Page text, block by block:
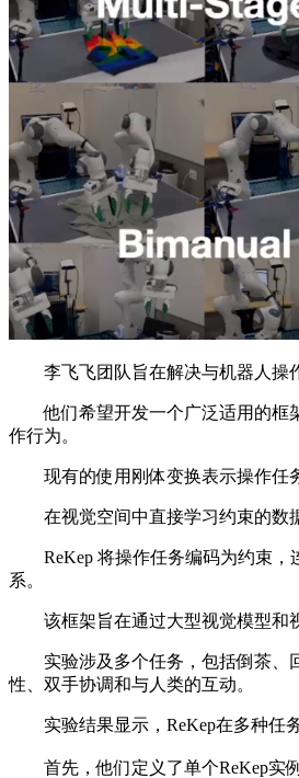
李飞飞团队旨在解决与机器人操作
他们希望开发一个广泛适用的框架
作行为。
现有的使用刚体变换表示操作任务
在视觉空间中直接学习约束的数据
ReKep 将操作任务编码为约束，连
系。
该框架旨在通过大型视觉模型和视
实验涉及多个任务，包括倒茶、回
性、双手协调和与人类的互动。
实验结果显示，ReKep在多种任务
首先，他们定义了单个ReKep实例